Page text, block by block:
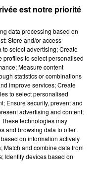
est notre priorité
data processing based on
Store and/or access
select advertising; Create
profiles to select personalised
Measure content
statistics or combinations
improve services; Create
to select personalised
Ensure security, prevent and
advertising and content;
technologies may
and browsing data to offer
on information actively
Match and combine data from
Identify devices based on